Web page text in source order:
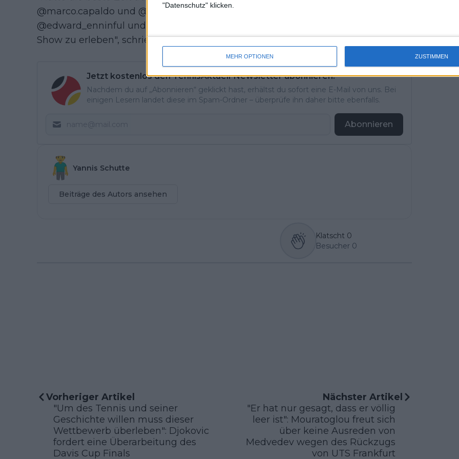
"Datenschutz" klicken.
MEHR OPTIONEN ZUSTIMMEN
@marco.capaldo und @16arlington für den schönsten Look ✨. Danke an
@edward_enninful und #AnnaWintour für die Einladung, diese unglaubliche
Show zu erleben", schrieb Sabalenka auf Instagram.
Jetzt kostenlos den TennisAktuell-Newsletter abonnieren!
Nachdem du auf „Abonnieren“ geklickt hast, erhältst du sofort eine E-Mail von uns. Bei
einigen Lesern landet diese im Spam-Ordner – überprüfe ihn daher bitte ebenfalls.
Abonnieren
Yannis Schutte
Beiträge des Autors ansehen
Klatscht 0
Besucher 0
Vorheriger Artikel
"Um des Tennis und seiner
Geschichte willen muss dieser
Wettbewerb überleben": Djokovic
fordert eine Überarbeitung des
Davis Cup Finals
Nächster Artikel
"Er hat nur gesagt, dass er völlig
leer ist": Mouratoglou freut sich
über keine Ausreden von
Medvedev wegen des Rückzugs
von UTS Frankfurt